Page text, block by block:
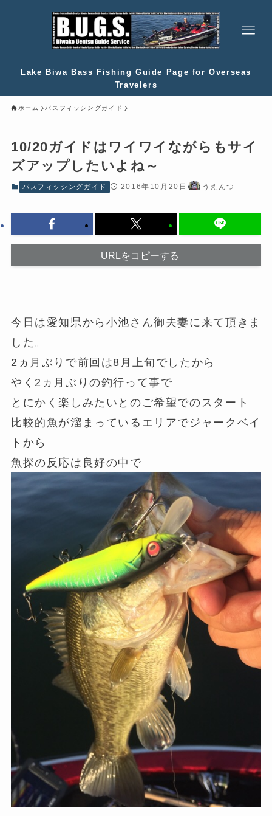
Lake Biwa Bass Fishing Guide Page for Overseas
Travelers
ホーム バスフィッシングガイド
10/20ガイドはワイワイながらもサイ
ズアップしたいよね～
バスフィッシングガイド 2016年10月20日 うえんつ
URLをコピーする
今日は愛知県から小池さん御夫妻に来て頂きま
した。
2ヵ月ぶりで前回は8月上旬でしたから
やく2ヵ月ぶりの釣行って事で
とにかく楽しみたいとのご希望でのスタート
比較的魚が溜まっているエリアでジャークベイ
トから
魚探の反応は良好の中で